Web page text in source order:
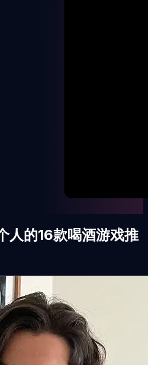
人的16款喝酒游戏推